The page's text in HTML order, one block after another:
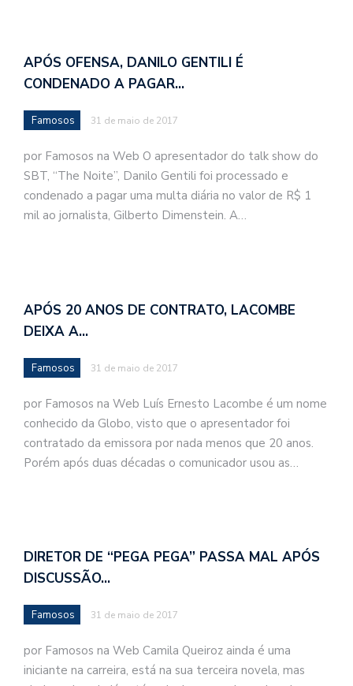
APÓS OFENSA, DANILO GENTILI É
CONDENADO A PAGAR…
Famosos 31 de maio de 2017
por Famosos na Web O apresentador do talk show do
SBT, “The Noite”, Danilo Gentili foi processado e
condenado a pagar uma multa diária no valor de R$ 1
mil ao jornalista, Gilberto Dimenstein. A…
APÓS 20 ANOS DE CONTRATO, LACOMBE
DEIXA A…
Famosos 31 de maio de 2017
por Famosos na Web Luís Ernesto Lacombe é um nome
conhecido da Globo, visto que o apresentador foi
contratado da emissora por nada menos que 20 anos.
Porém após duas décadas o comunicador usou as…
DIRETOR DE “PEGA PEGA” PASSA MAL APÓS
DISCUSSÃO…
Famosos 31 de maio de 2017
por Famosos na Web Camila Queiroz ainda é uma
iniciante na carreira, está na sua terceira novela, mas